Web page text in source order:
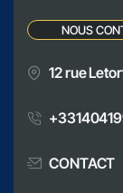
NOUS
12 rue
CONTACT